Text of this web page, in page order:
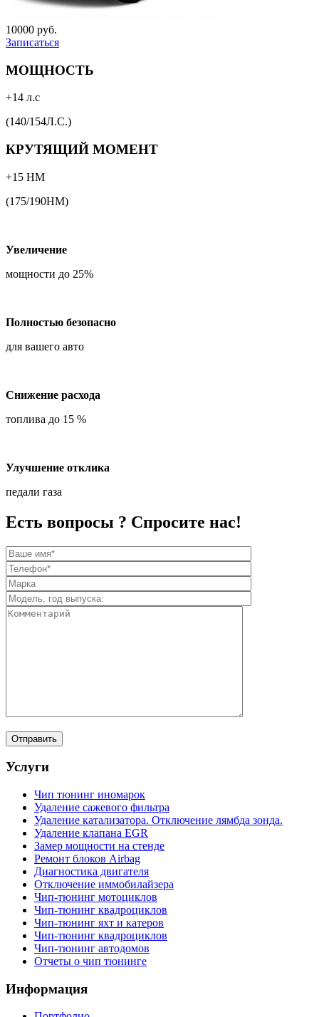
10000 руб.
Записаться
МОЩНОСТЬ
+14 л.с
(140/154Л.С.)
КРУТЯЩИЙ МОМЕНТ
+15 НМ
(175/190НМ)
Увеличение
мощности до 25%
Полностью безопасно
для вашего авто
Снижение расхода
топлива до 15 %
Улучшение отклика
педали газа
Есть вопросы ? Спросите нас!
Услуги
Чип тюнинг иномарок
Удаление сажевого фильтра
Удаление катализатора. Отключение лямбда зонда.
Удаление клапана EGR
Замер мощности на стенде
Ремонт блоков Airbag
Диагностика двигателя
Отключение иммобилайзера
Чип-тюнинг мотоциклов
Чип-тюнинг квадроциклов
Чип-тюнинг яхт и катеров
Чип-тюнинг квадроциклов
Чип-тюнинг автодомов
Отчеты о чип тюнинге
Информация